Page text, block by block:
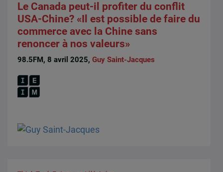
Le Canada peut-il profiter du conflit
USA-Chine? «Il est possible de faire du
commerce avec la Chine sans
renoncer à nos valeurs»
98.5FM, 8 avril 2025,Guy Saint-Jacques